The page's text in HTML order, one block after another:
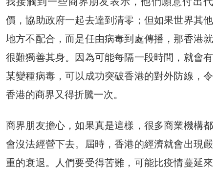
價，協助政府一起去達到清零；但如果世界其他
地方不配合，而是任由病毒到處傳播，那香港就
很難獨善其身。因為可能每隔一段時間，就會有
某變種病毒，可以成功突破香港的對外防線，令
香港的商界又得折騰一次。
商界朋友擔心，如果真是這樣，很多商業機構都
會沒法經營下去。屆時，香港的經濟就會出現嚴
重的衰退。人們要受得苦難，可能比疫情蔓延來